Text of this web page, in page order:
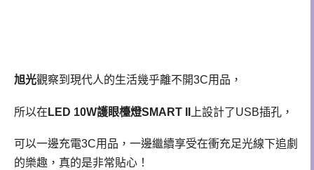
旭光觀察到現代人的生活幾乎離不開3C用品，
所以在 LED 10W護眼檯燈SMART II 上設計了USB插孔，
可以一邊充電3C用品，一邊繼續享受在衝充足光線下追劇
的樂趣，真的是非常貼心！